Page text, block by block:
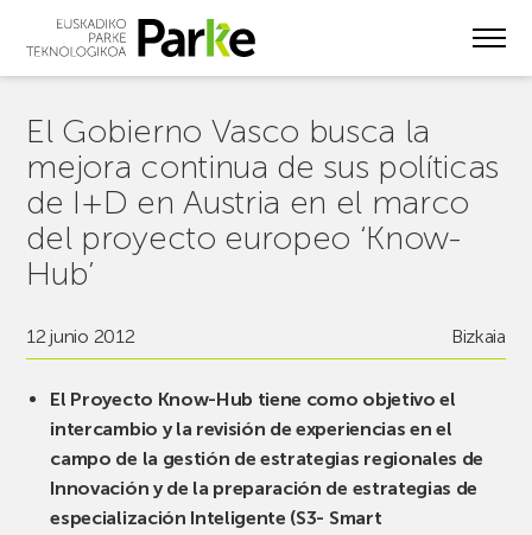
El Gobierno Vasco busca la
mejora continua de sus políticas
de I+D en Austria en el marco
del proyecto europeo ‘Know-
Hub’
12 junio 2012 Bizkaia
El Proyecto Know-Hub tiene como objetivo el
intercambio y la revisión de experiencias en el
campo de la gestión de estrategias regionales de
Innovación y de la preparación de estrategias de
especialización Inteligente (S3- Smart